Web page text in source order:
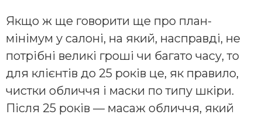
Якщо ж ще говорити ще про план-
мінімум у салоні, на який, насправді, не
потрібні великі гроші чи багато часу, то
для клієнтів до 25 років це, як правило,
чистки обличчя і маски по типу шкіри.
Після 25 років — масаж обличчя, який